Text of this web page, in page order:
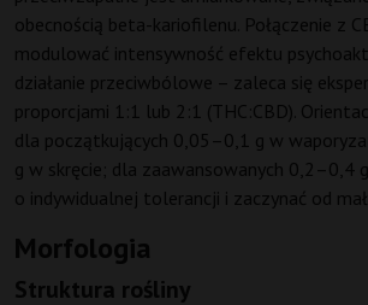
obecnością beta-kariofilenu. Połączenie z
modulować intensywność efektu
działanie przeciwbólowe – zaleca się
proporcjami 1:1 lub 2:1 (THC:CBD).
dla początkujących 0,05–0,1 g w
g w skręcie; dla zaawansowanych 0,2–0,4
o indywidualnej tolerancji i zaczynać od
Morfologia
Struktura rośliny